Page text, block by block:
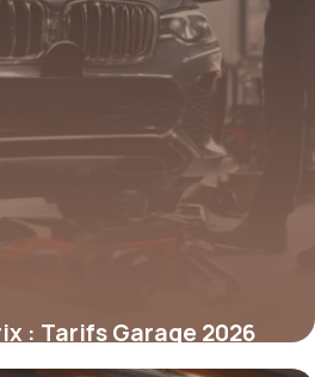
: Tarifs Garage 2026